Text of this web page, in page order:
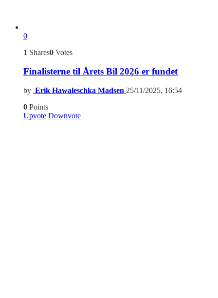
0
1 Shares0 Votes
Finalisterne til Årets Bil 2026 er fundet
by Erik Hawaleschka Madsen 25/11/2025, 16:54
0 Points
Upvote Downvote